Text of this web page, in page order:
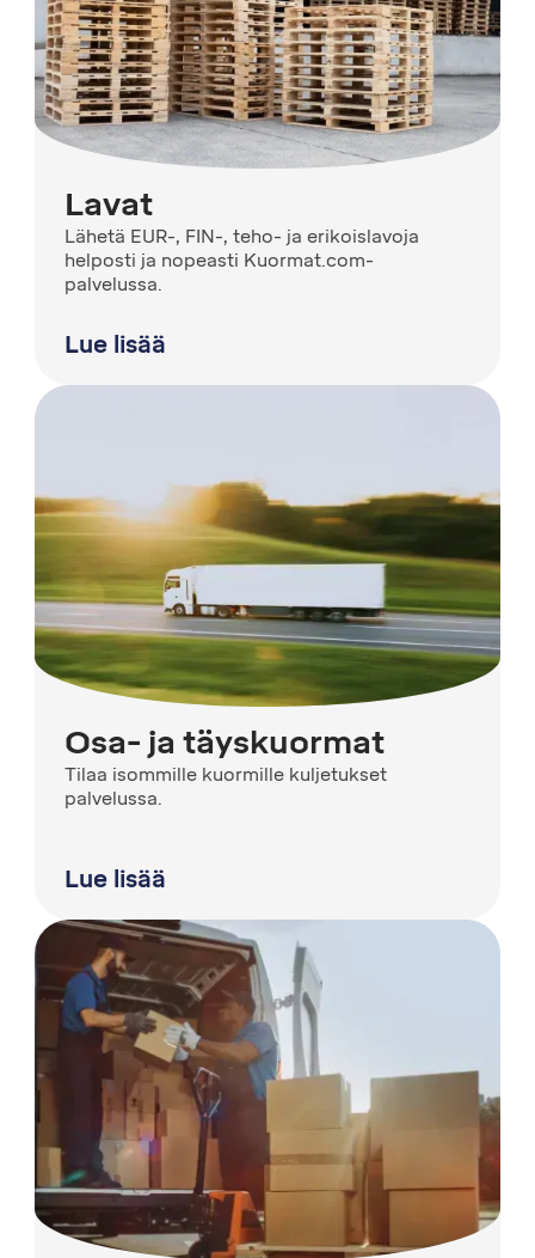
Lavat
Lähetä EUR-, FIN-, teho- ja erikoislavoja
helposti ja nopeasti Kuormat.com-
palvelussa.
Lue lisää
Osa- ja täyskuormat
Tilaa isommille kuormille kuljetukset
palvelussa.
Lue lisää